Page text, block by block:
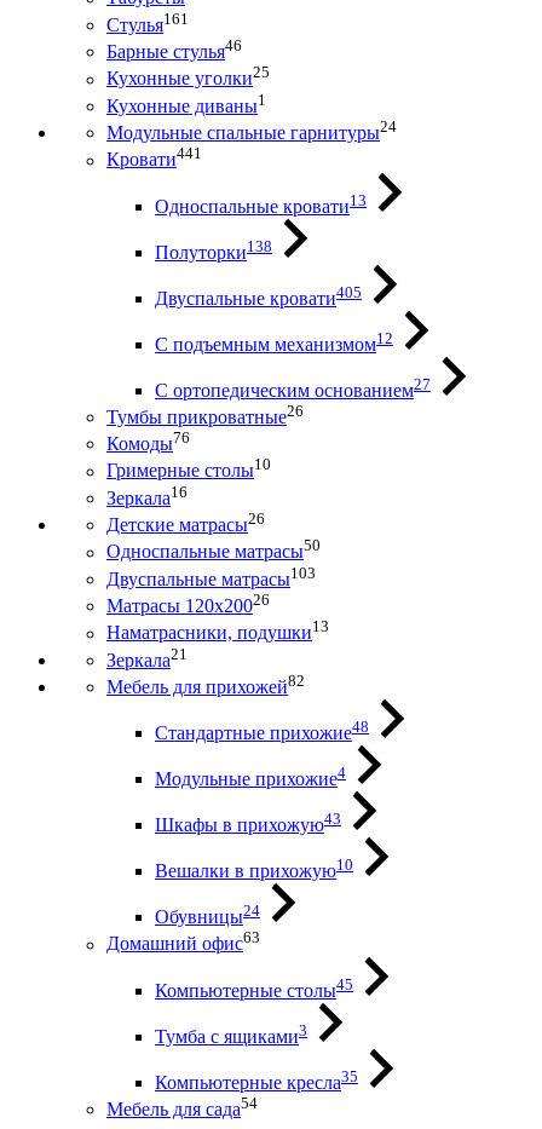
Стулья161
Барные стулья46
Кухонные уголки25
Кухонные диваны1
Модульные спальные гарнитуры24
Кровати441
Односпальные кровати13
Полуторки138
Двуспальные кровати405
С подъемным механизмом12
С ортопедическим основанием27
Тумбы прикроватные26
Комоды76
Гримерные столы10
Зеркала16
Детские матрасы26
Односпальные матрасы50
Двуспальные матрасы103
Матрасы 120х20026
Наматрасники, подушки13
Зеркала21
Мебель для прихожей82
Стандартные прихожие48
Модульные прихожие4
Шкафы в прихожую43
Вешалки в прихожую10
Обувницы24
Домашний офис63
Компьютерные столы45
Тумба с ящиками3
Компьютерные кресла35
Мебель для сада54